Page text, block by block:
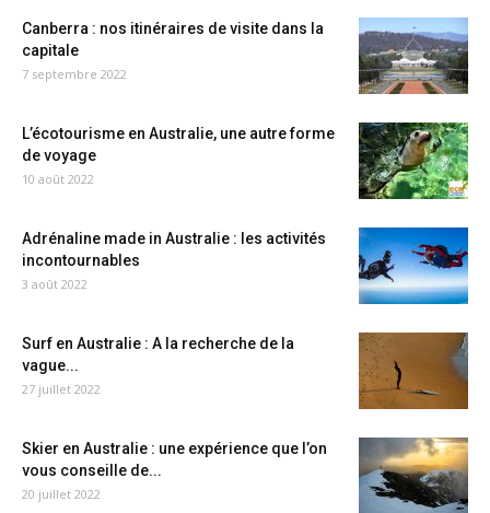
Canberra : nos itinéraires de visite dans la
capitale
7 septembre 2022
L’écotourisme en Australie, une autre forme
de voyage
10 août 2022
Adrénaline made in Australie : les activités
incontournables
3 août 2022
Surf en Australie : A la recherche de la
vague...
27 juillet 2022
Skier en Australie : une expérience que l’on
vous conseille de...
20 juillet 2022